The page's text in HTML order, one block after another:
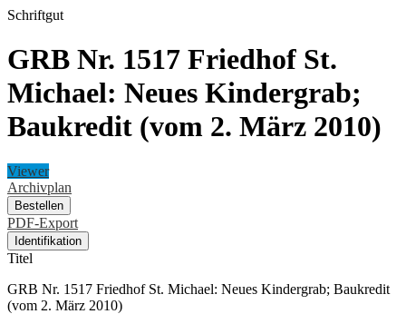
Schriftgut
GRB Nr. 1517 Friedhof St.
Michael: Neues Kindergrab;
Baukredit (vom 2. März 2010)
Viewer
Archivplan
Bestellen
PDF-Export
Identifikation
Titel
GRB Nr. 1517 Friedhof St. Michael: Neues Kindergrab; Baukredit
(vom 2. März 2010)